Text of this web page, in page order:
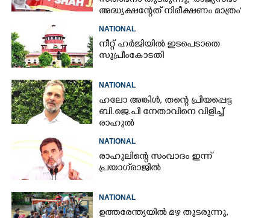
അദ്ധ്യക്ഷന്റേത് നിരീക്ഷണം മാത്രം'
NATIONAL
നീറ്റ് ഹർജിയിൽ ഇടപെടാതെ
സുപ്രീംകോടതി
NATIONAL
ഹലോ അങ്കിൾ,​ തന്റെ പ്രിയപ്പെട്ട
ബി.ജെ.പി നേതാവിനെ വിളിച്ച്
രാഹുൽ
NATIONAL
രാഹുലിന്റെ സംവാദം ഇന്ന്
പ്രയാഗ്‌രാജിൽ
NATIONAL
ഉത്തരേന്ത്യയിൽ മഴ തുടരുന്നു,​